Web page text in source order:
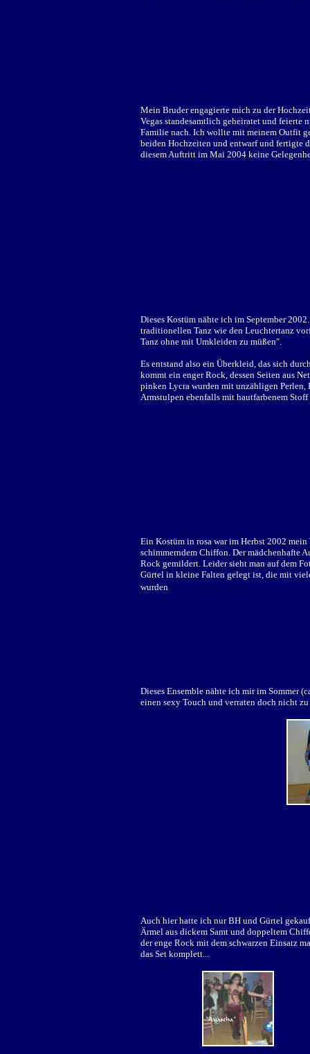
Mein Bruder engagierte mich zu der
Vegas standesamtlich geheiratet und feierte
Familie nach. Ich wollte mit meinem Outfit
beiden Hochzeiten und entwarf und fertigte
diesem Auftritt im Mai 2004 keine
Dieses Kostüm nähte ich im September
traditionellen Tanz wie den Leuchtertanz
Tanz ohne mit Umkleiden zu müßen".
Es entstand also ein Überkleid, das sich
kommt ein enger Rock, dessen Seiten aus
pinken Lycra wurden mit unzähligen Perlen,
Armstulpen ebenfalls mit hautfarbenem
Ein Kostüm in rosa war im Herbst 2002 mein
schimmerndem Chiffon. Der mädchenhafte
Rock gemildert. Leider sieht man auf dem
Gürtel in kleine Falten gelegt ist, die mit
wurden
Dieses Ensemble nähte ich mir im Sommer
einen sexy Touch und verraten doch nicht
Auch hier hatte ich nur BH und Gürtel
Ärmel aus dickem Samt und doppeltem
der enge Rock mit dem schwarzen Einsatz
das Set komplett...